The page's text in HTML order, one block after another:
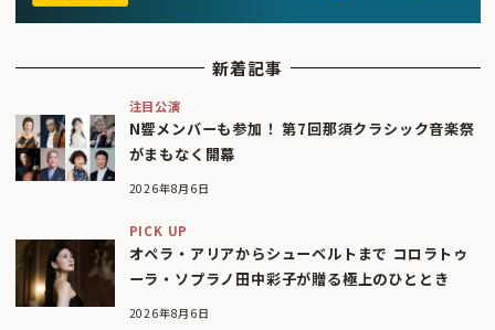
新着記事
注目公演
N響メンバーも参加！ 第7回那須クラシック音楽祭
がまもなく開幕
2026年8月6日
PICK UP
オペラ・アリアからシューベルトまで コロラトゥ
ーラ・ソプラノ田中彩子が贈る極上のひととき
2026年8月6日